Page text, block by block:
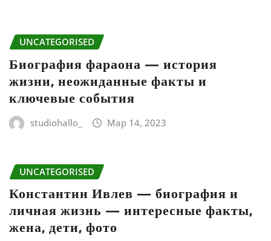
UNCATEGORISED
Биография фараона — история
жизни, неожиданные факты и
ключевые события
studiohallo_ Мар 14, 2023
UNCATEGORISED
Константин Ивлев — биография и
личная жизнь — интересные факты,
жена, дети, фото